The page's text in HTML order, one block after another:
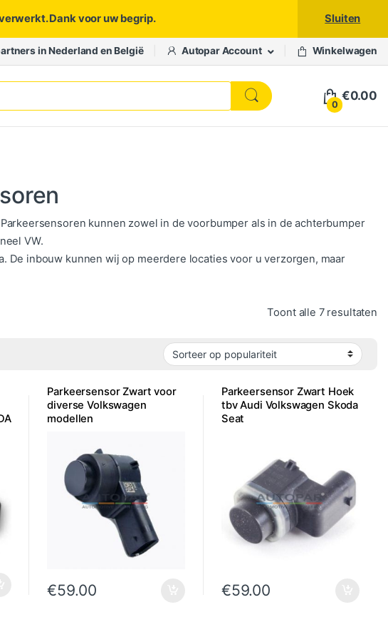
Dank voor uw begrip. Sluiten
in Nederland en België Autopar Account Winkelwagen
0
€0.00
kunnen zowel in de voorbumper als in de achterbumper
VW.
De inbouw kunnen wij op meerdere locaties voor u verzorgen, maar
Toont alle 7 resultaten
Parkeersensor Zwart voor
diverse Volkswagen
modellen
€59.00
Parkeersensor Zwart Hoek
tbv Audi Volkswagen Skoda
Seat
€59.00